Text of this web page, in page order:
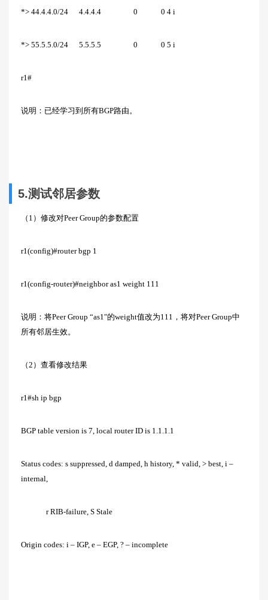
*> 44.4.4.0/24 4.4.4.4 0 0 4 i
*> 55.5.5.0/24 5.5.5.5 0 0 5 i
r1#
说明：已经学习到所有BGP路由。
5.测试邻居参数
（1）修改对Peer Group的参数配置
r1(config)#router bgp 1
r1(config-router)#neighbor as1 weight 111
说明：将Peer Group “as1″的weight值改为111，将对Peer Group中
所有邻居生效。
（2）查看修改结果
r1#sh ip bgp
BGP table version is 7, local router ID is 1.1.1.1
Status codes: s suppressed, d damped, h history, * valid, > best, i –
internal,
r RIB-failure, S Stale
Origin codes: i – IGP, e – EGP, ? – incomplete